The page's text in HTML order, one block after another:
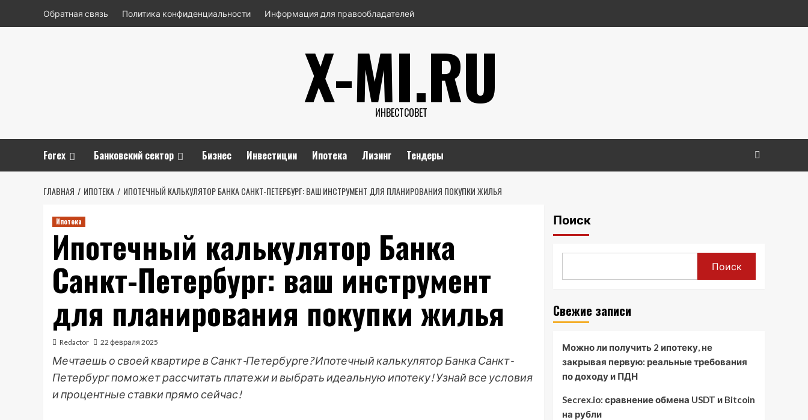
Обратная связь Политика конфиденциальности Информация для правообладателей
X-MI.RU
ИНВЕСТСОВЕТ
Forex Банковский сектор Бизнес Инвестиции Ипотека Лизинг Тендеры
ГЛАВНАЯ ИПОТЕКА ИПОТЕЧНЫЙ КАЛЬКУЛЯТОР БАНКА САНКТ-ПЕТЕРБУРГ: ВАШ ИНСТРУМЕНТ ДЛЯ ПЛАНИРОВАНИЯ ПОКУПКИ ЖИЛЬЯ
Ипотека
Ипотечный калькулятор Банка
Санкт-Петербург: ваш инструмент
для планирования покупки жилья
Redactor 22 февраля 2025
Мечтаешь о своей квартире в Санкт-Петербурге? Ипотечный калькулятор Банка Санкт-
Петербург поможет рассчитать платежи и выбрать идеальную ипотеку! Узнай все условия
и процентные ставки прямо сейчас!
Поиск
Поиск
Свежие записи
Можно ли получить 2 ипотеку, не
закрывая первую: реальные требования
по доходу и ПДН
Secrex.io: сравнение обмена USDT и Bitcoin
на рубли